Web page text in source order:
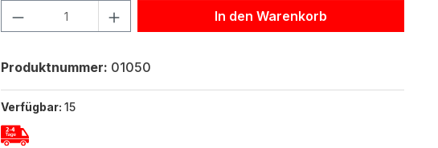
Produkt Anzahl: Gib den gewünschten Wert ein oder benutze die
In den Warenkorb
Produktnummer: 01050
Verfügbar:15